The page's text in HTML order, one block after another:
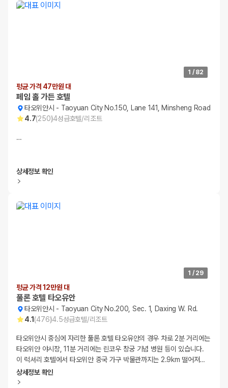
1 / 82
평균 가격 47만원 대
페임 홀 가든 호텔
타오위안시 - Taoyuan City No.150, Lane 141, Minsheng Road
4.7(250)4성급호텔/리조트
…
상세정보 확인
1 / 29
평균 가격 12만원 대
풀론 호텔 타오유안
타오위안시 - Taoyuan City No.200, Sec. 1, Daxing W. Rd.
4.1 (476)4.5성급호텔/리조트
타오위안시 중심에 자리한 풀론 호텔 타오유안의 경우 차로 2분 거리에는
타오위안 야시장, 11분 거리에는 린코우 창궁 기념 병원 등이 있습니다.
이 럭셔리 호텔에서 타오위안 중국 가구 박물관까지는 2.9km 떨어져…
상세정보 확인